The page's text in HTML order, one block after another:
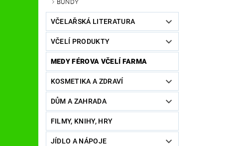
BUNDY
VČELAŘSKÁ LITERATURA
VČELÍ PRODUKTY
MEDY FÉROVA VČELÍ FARMA
KOSMETIKA A ZDRAVÍ
DŮM A ZAHRADA
FILMY, KNIHY, HRY
JÍDLO A NÁPOJE